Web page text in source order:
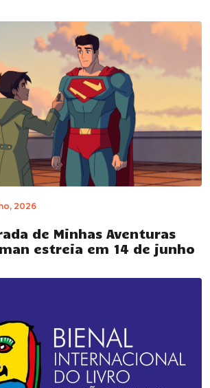
2026
de Minhas Aventuras
estreia em 14 de junho